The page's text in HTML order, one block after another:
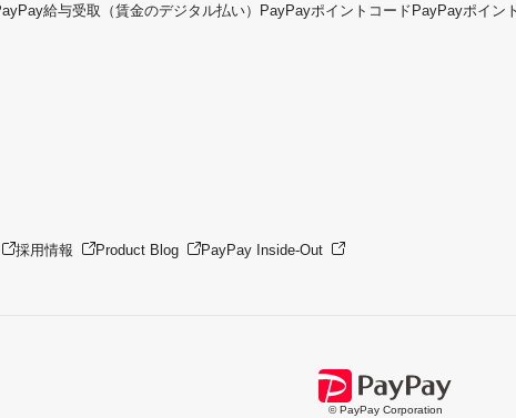
給与受取（賃金のデジタル払い） PayPayポイントコード PayPayポイン
採用情報 Product Blog PayPay Inside-Out
© PayPay Corporation